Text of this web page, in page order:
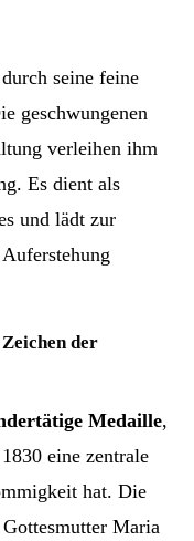
seine feine
geschwungenen
verleihen ihm
Es dient als
und lädt zur
der
Medaille,
eine zentrale
hat. Die
Maria